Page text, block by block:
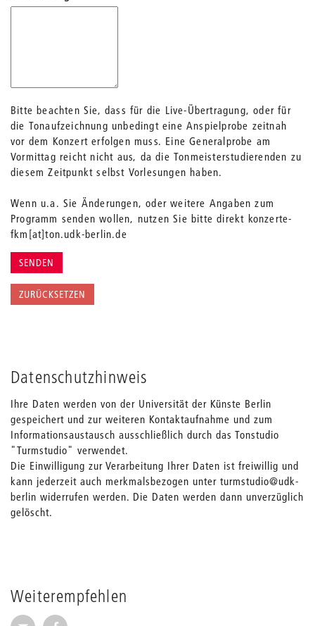
Weiterempfehlen
Bitte beachten Sie, dass für die Live-Übertragung, oder für
die Tonaufzeichnung unbedingt eine Anspielprobe zeitnah
vor dem Konzert erfolgen muss. Eine Generalprobe am
Vormittag reicht nicht aus, da die Tonmeisterstudierenden zu
diesem Zeitpunkt selbst Vorlesungen haben.
Wenn u.a. Sie Änderungen, oder weitere Angaben zum
Programm senden wollen, nutzen Sie bitte direkt konzerte-
fkm[at]ton.udk-berlin.de
Datenschutzhinweis
Ihre Daten werden von der Universität der Künste Berlin
gespeichert und zur weiteren Kontaktaufnahme und zum
Informationsaustausch ausschließlich durch das Tonstudio
"Turmstudio" verwendet.
Die Einwilligung zur Verarbeitung Ihrer Daten ist freiwillig und
kann jederzeit auch merkmalsbezogen unter turmstudio@udk-
berlin widerrufen werden. Die Daten werden dann unverzüglich
gelöscht.